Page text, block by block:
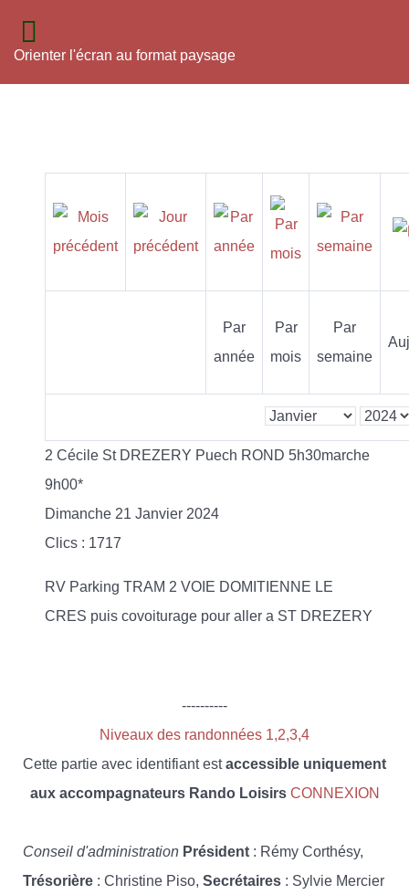
Orienter l'écran au format paysage
Par
année
Par
mois
Par
semaine
2 Cécile St DREZERY Puech ROND 5h30marche
9h00*
Dimanche 21 Janvier 2024
Clics : 1717
RV Parking TRAM 2 VOIE DOMITIENNE LE
CRES puis covoiturage pour aller a ST DREZERY
----------
Niveaux des randonnées 1,2,3,4
Cette partie avec identifiant estaccessible uniquement
aux accompagnateurs Rando Loisirs CONNEXION
Conseil d'administration Président : Rémy Corthésy,
Trésorière : Christine Piso, Secrétaires : Sylvie Mercier